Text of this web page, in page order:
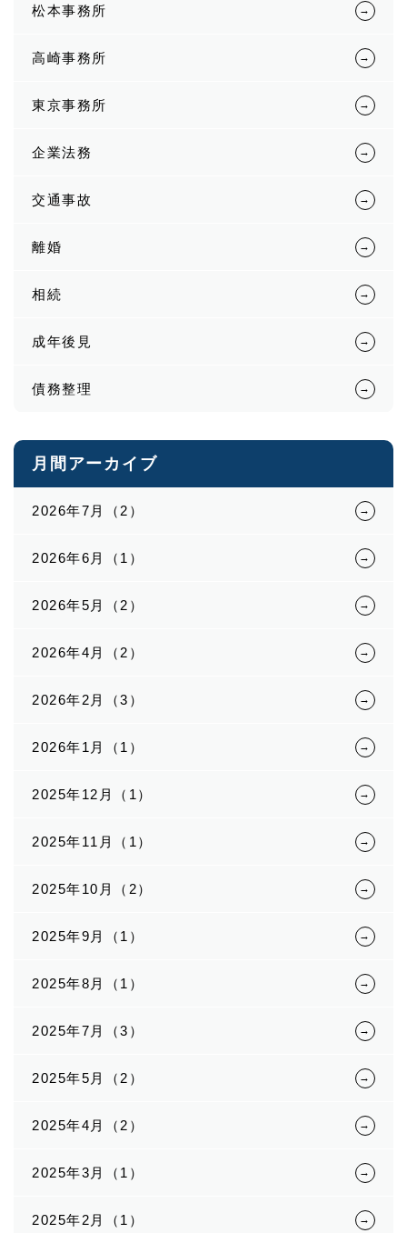
松本事務所
高崎事務所
東京事務所
企業法務
交通事故
離婚
相続
成年後見
債務整理
月間アーカイブ
2026年7月（2）
2026年6月（1）
2026年5月（2）
2026年4月（2）
2026年2月（3）
2026年1月（1）
2025年12月（1）
2025年11月（1）
2025年10月（2）
2025年9月（1）
2025年8月（1）
2025年7月（3）
2025年5月（2）
2025年4月（2）
2025年3月（1）
2025年2月（1）